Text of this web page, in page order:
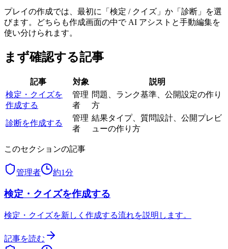
プレイの作成では、最初に「検定 / クイズ」か「診断」を選
びます。どちらも作成画面の中で AI アシストと手動編集を
使い分けられます。
まず確認する記事
記事 対象
説明
検定・クイズを
作成する
管理
者
問題、ランク基準、公開設定の作り
方
診断を作成する
管理
者
結果タイプ、質問設計、公開プレビ
ューの作り方
このセクションの記事
管理者 約1分
検定・クイズを作成する
検定・クイズを新しく作成する流れを説明します。
記事を読む